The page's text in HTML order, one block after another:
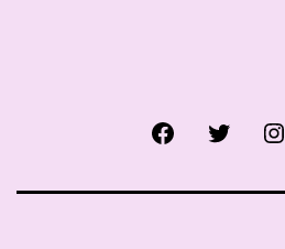
FacebookTwitter